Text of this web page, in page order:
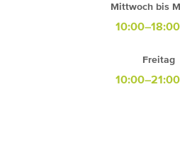
Mittwoch bis
Freitag